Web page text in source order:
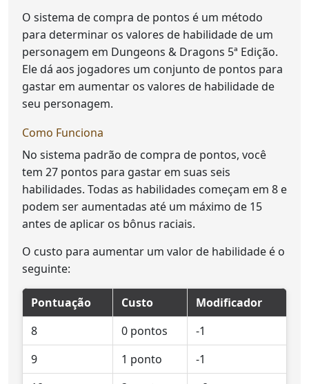
O sistema de compra de pontos é um método
para determinar os valores de habilidade de um
personagem em Dungeons & Dragons 5ª Edição.
Ele dá aos jogadores um conjunto de pontos para
gastar em aumentar os valores de habilidade de
seu personagem.
Como Funciona
No sistema padrão de compra de pontos, você
tem 27 pontos para gastar em suas seis
habilidades. Todas as habilidades começam em 8 e
podem ser aumentadas até um máximo de 15
antes de aplicar os bônus raciais.
O custo para aumentar um valor de habilidade é o
seguinte:
Pontuação Custo
Modificador
8
0 pontos
-1
9
1 ponto
-1